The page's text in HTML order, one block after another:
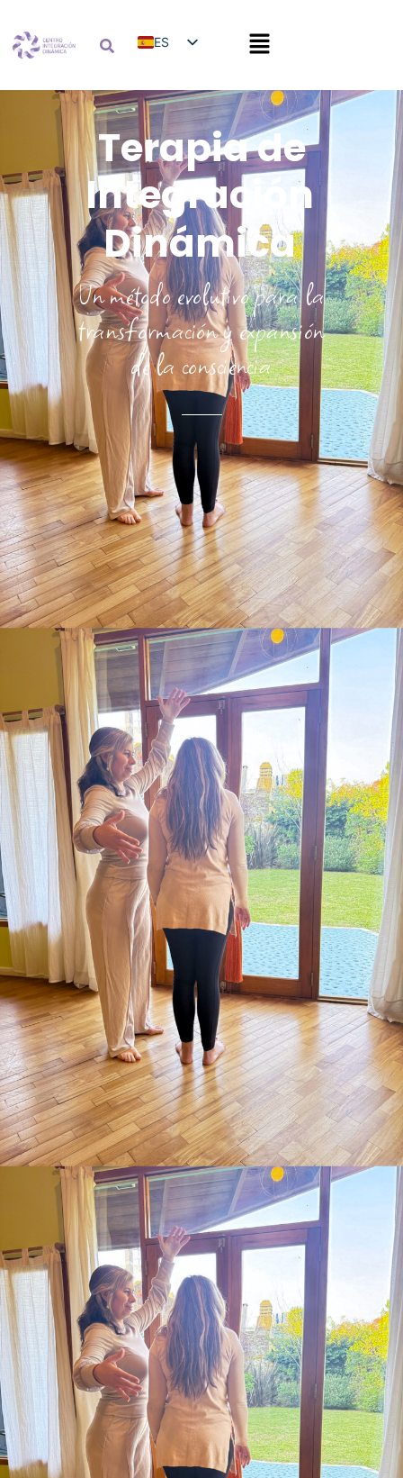
ES
Terapia de
Integración
Dinámica
Un método evolutivo para la
transformación y expansión
de la consciencia